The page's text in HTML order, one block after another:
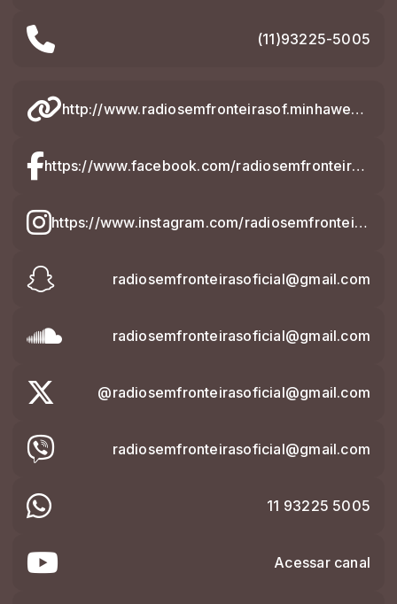
(11)93225-5005
http://www.radiosemfronteirasof.minhawebradio.net
https://www.facebook.com/radiosemfronteirasoficial1
https://www.instagram.com/radiosemfronteirasoficial_
radiosemfronteirasoficial@gmail.com
radiosemfronteirasoficial@gmail.com
@radiosemfronteirasoficial@gmail.com
radiosemfronteirasoficial@gmail.com
11 93225 5005
Acessar canal